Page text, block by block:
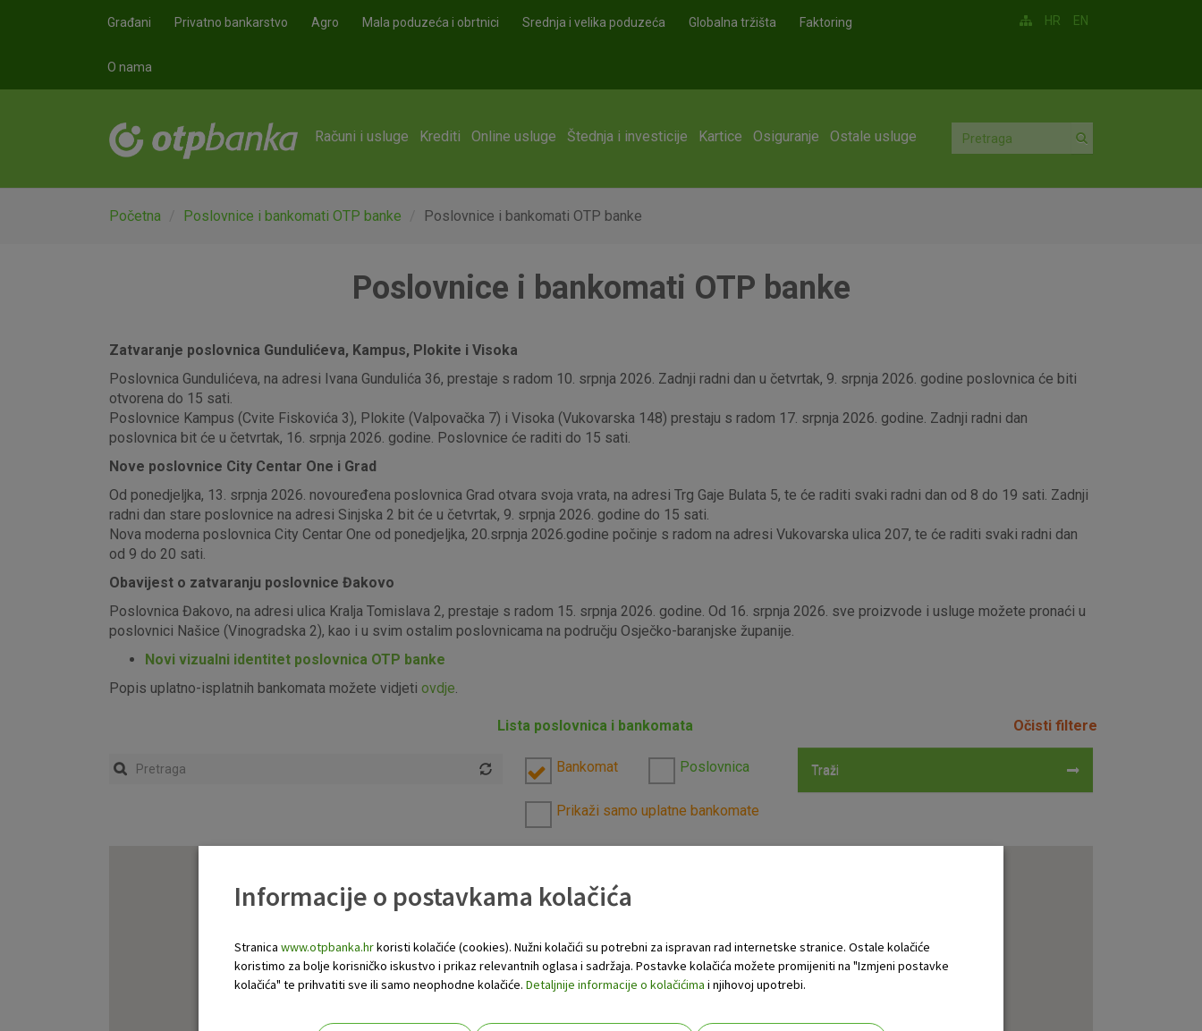
Građani Privatno bankarstvo Agro Mala poduzeća i obrtnici Srednja i velika poduzeća Globalna tržišta Faktoring
O nama
HR EN
Računi i usluge Krediti Online usluge Štednja i investicije Kartice Osiguranje Ostale usluge
Početna Poslovnice i bankomati OTP banke Poslovnice i bankomati OTP banke
Poslovnice i bankomati OTP banke
Zatvaranje poslovnica Gundulićeva, Kampus, Plokite i Visoka
Poslovnica Gundulićeva, na adresi Ivana Gundulića 36, prestaje s radom 10. srpnja 2026. Zadnji radni dan u četvrtak, 9. srpnja 2026. godine poslovnica će biti
otvorena do 15 sati.
Poslovnice Kampus (Cvite Fiskovića 3), Plokite (Valpovačka 7) i Visoka (Vukovarska 148) prestaju s radom 17. srpnja 2026. godine. Zadnji radni dan
poslovnica bit će u četvrtak, 16. srpnja 2026. godine. Poslovnice će raditi do 15 sati.
Nove poslovnice City Centar One i Grad
Od ponedjeljka, 13. srpnja 2026. novouređena poslovnica Grad otvara svoja vrata, na adresi Trg Gaje Bulata 5, te će raditi svaki radni dan od 8 do 19 sati. Zadnji
radni dan stare poslovnice na adresi Sinjska 2 bit će u četvrtak, 9. srpnja 2026. godine do 15 sati.
Nova moderna poslovnica City Centar One od ponedjeljka, 20.srpnja 2026.godine počinje s radom na adresi Vukovarska ulica 207, te će raditi svaki radni dan
od 9 do 20 sati.
Obavijest o zatvaranju poslovnice Đakovo
Poslovnica Đakovo, na adresi ulica Kralja Tomislava 2, prestaje s radom 15. srpnja 2026. godine. Od 16. srpnja 2026. sve proizvode i usluge možete pronaći u
poslovnici Našice (Vinogradska 2), kao i u svim ostalim poslovnicama na području Osječko-baranjske županije.
Novi vizualni identitet poslovnica OTP banke
Popis uplatno-isplatnih bankomata možete vidjeti ovdje.
Lista poslovnica i bankomata Očisti filtere
Bankomat Poslovnica Traži
Prikaži samo uplatne bankomate
Informacije o postavkama kolačića
Stranica www.otpbanka.hrkoristi kolačiće (cookies). Nužni kolačići su potrebni za ispravan rad internetske stranice. Ostale kolačiće
koristimo za bolje korisničko iskustvo i prikaz relevantnih oglasa i sadržaja. Postavke kolačića možete promijeniti na "Izmjeni postavke
kolačića" te prihvatiti sve ili samo neophodne kolačiće. Detaljnije informacije o kolačićima i njihovoj upotrebi.